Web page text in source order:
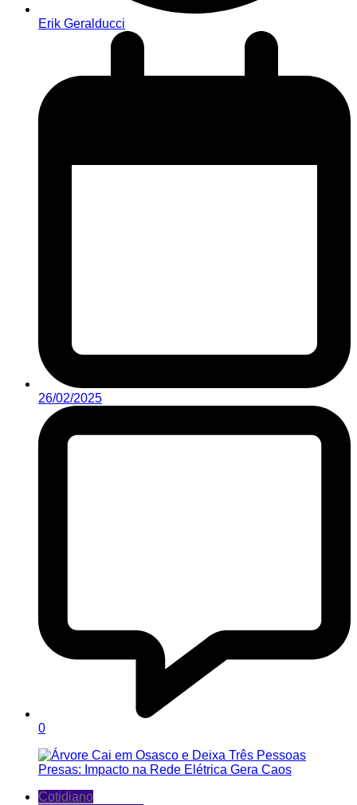
Erik Geralducci
26/02/2025
0
Cotidiano